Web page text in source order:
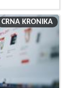
CRNA KRONIKA